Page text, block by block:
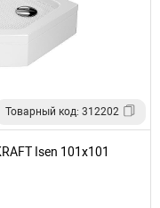
Товарный код: 312202
Isen 101х101